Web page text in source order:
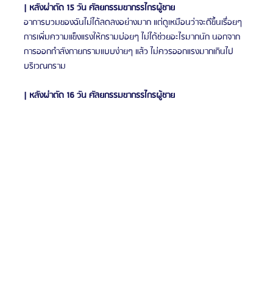
| หลังผ่าตัด 15 วัน ศัลยกรรมขากรรไกรผู้ชาย
อาการบวมของฉันไม่ได้ลดลงอย่างมาก แต่ดูเหมือนว่าจะดีขึ้นเรื่อยๆ
การเพิ่มความแข็งแรงให้กรามบ่อยๆ ไม่ได้ช่วยอะไรมากนัก นอกจาก
การออกกำลังกายกรามแบบง่ายๆ แล้ว ไม่ควรออกแรงมากเกินไป
บริเวณกราม
| หลังผ่าตัด 16 วัน ศัลยกรรมขากรรไกรผู้ชาย